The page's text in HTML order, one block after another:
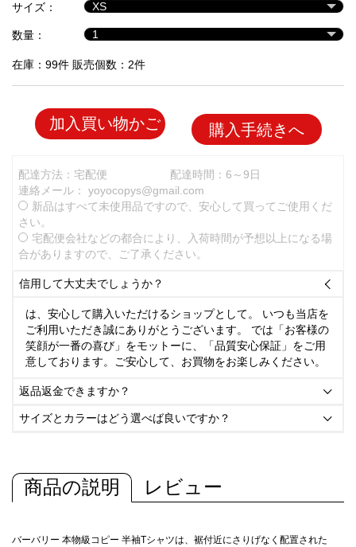
品
サイズ：
数量：
在庫：99件 販売個数：2件
加入買い物かご 購入手続きへ
配達方法：宅配便
配達時間：6～9日
連絡メール： yoyocopys@gmail.com
新品はすべて未使用品ですので、安心して買ってご使用くだ
さい。
宅配便会社などの都合により、入荷時間が予想以上になる場
合がありますので、ご了承ください。
信用して大丈夫でしょうか？ 
は、安心して購入いただけるショップとして。 いつも当店を
ご利用いただき誠にありがとうございます。 では「お客様の
笑顔が一番の喜び」をモットーに、「品質安心保証」をご用
意しております。ご安心して、お買物をお楽しみください。
返品返金できますか？ 
サイズとカラーはどう選べば良いですか？ 
商品の説明 レビュー
バーバリー 本物級コピー 半袖Tシャツは、裾付近にさりげなく配置された